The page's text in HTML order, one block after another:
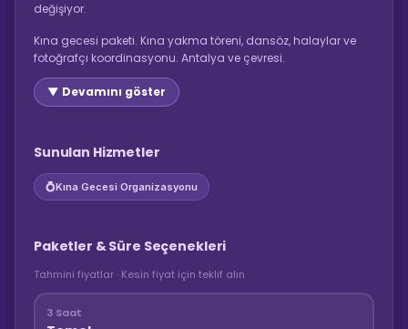
değişiyor.
Kına gecesi paketi. Kına yakma töreni, dansöz, halaylar ve
fotoğrafçı koordinasyonu. Antalya ve çevresi.
▼ Devamını göster
Sunulan Hizmetler
💍Kına Gecesi Organizasyonu
Paketler & Süre Seçenekleri
Tahmini fiyatlar · Kesin fiyat için teklif alın
3 Saat